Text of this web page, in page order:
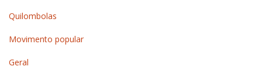
Quilombolas
Movimento popular
Geral